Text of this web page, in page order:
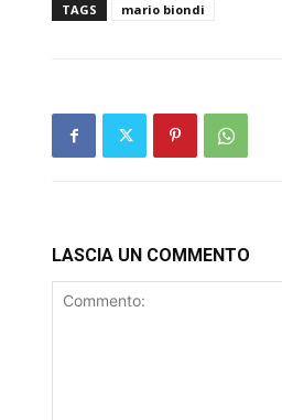
TAGS mario biondi
LASCIA UN COMMENTO